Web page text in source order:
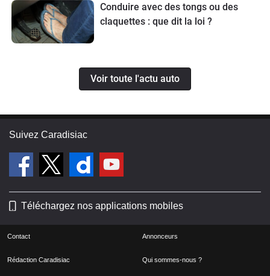
Conduire avec des tongs ou des
claquettes : que dit la loi ?
Voir toute l'actu auto
Suivez Caradisiac
Téléchargez nos applications mobiles
Contact Annonceurs
Rédaction Caradisiac Qui sommes-nous ?